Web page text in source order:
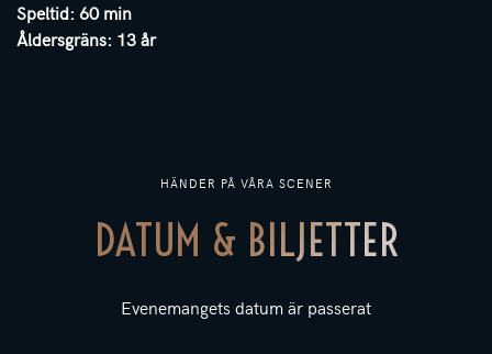
HÄNDER PÅ VÅRA SCENER
DATUM & BILJETTER
Evenemangets datum är passerat
Speltid: 60 min
Åldersgräns: 13 år